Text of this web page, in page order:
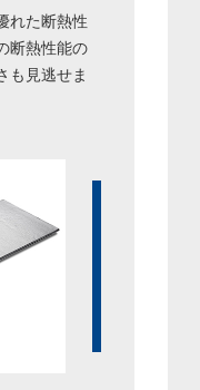
れた断熱性
断熱性能の
も見逃せま